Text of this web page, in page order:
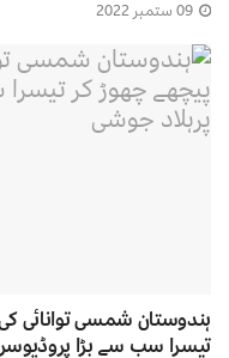
ہندوستان شمسی توانائی
تیسرا سب سے بڑا